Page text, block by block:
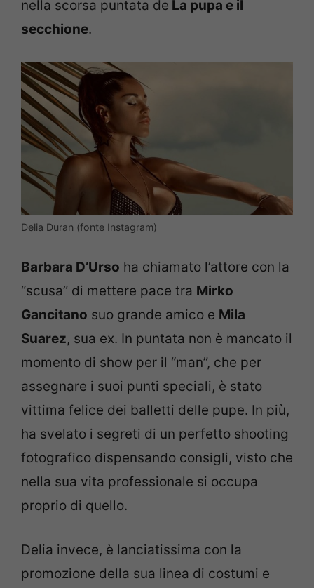
nella scorsa puntata de La pupa e il
secchione.
Delia Duran (fonte Instagram)
Barbara D’Urso ha chiamato l’attore con la
“scusa” di mettere pace tra Mirko
Gancitano suo grande amico e Mila
Suarez, sua ex. In puntata non è mancato il
momento di show per il “man”, che per
assegnare i suoi punti speciali, è stato
vittima felice dei balletti delle pupe. In più,
ha svelato i segreti di un perfetto shooting
fotografico dispensando consigli, visto che
nella sua vita professionale si occupa
proprio di quello.
Delia invece, è lanciatissima con la
promozione della sua linea di costumi e